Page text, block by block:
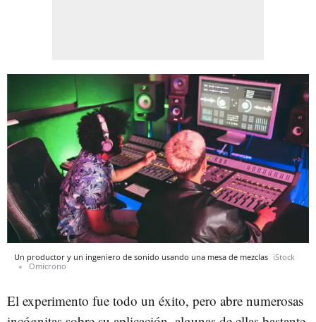
Un productor y un ingeniero de sonido usando una mesa de mezclas iStock
Omicrono
El experimento fue todo un éxito, pero abre numerosas